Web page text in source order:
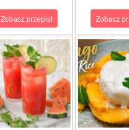
Zobacz przepis! Zobacz